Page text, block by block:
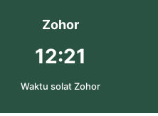
Zohor
12:21
Waktu solat Zohor